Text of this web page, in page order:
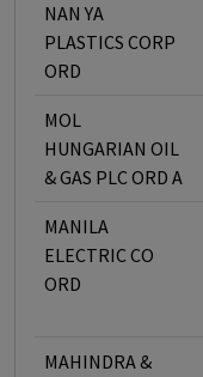
NAN YA
PLASTICS CORP
ORD
MOL
HUNGARIAN OIL
& GAS PLC ORD A
MANILA
ELECTRIC CO
ORD
MAHINDRA &